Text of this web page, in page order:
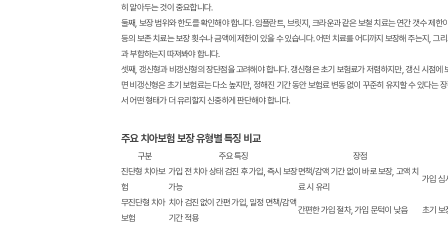
히 알아두는 것이 중요합니다.
둘째, 보장 범위와 한도를 확인해야 합니다. 임플란트, 브릿지, 크라운과 같은 보철 치료는 연간 갯수 제한
등의 보존 치료는 보장 횟수나 금액에 제한이 있을 수 있습니다. 어떤 치료를 어디까지 보장해 주는지, 그
과 부합하는지 따져봐야 합니다.
셋째, 갱신형과 비갱신형의 장단점을 고려해야 합니다. 갱신형은 초기 보험료가 저렴하지만, 갱신 시점에
면 비갱신형은 초기 보험료는 다소 높지만, 정해진 기간 동안 보험료 변동 없이 꾸준히 유지할 수 있다는
서 어떤 형태가 더 유리할지 신중하게 판단해야 합니다.
주요 치아보험 보장 유형별 특징 비교
구분 주요 특징
장점
진단형 치아보
험
가입 전 치아 상태 검진 후 가입, 즉시 보장
가능
면책/감액 기간 없이 바로 보장, 고액 치
료 시 유리
가입 심
무진단형 치아
보험
치아 검진 없이 간편 가입, 일정 면책/감액
기간 적용
간편한 가입 절차, 가입 문턱이 낮음 초기 보